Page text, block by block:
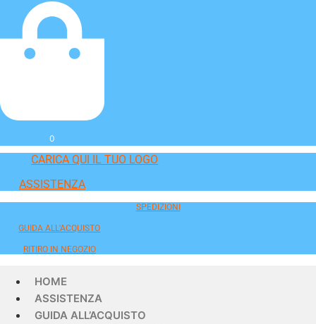
0
CARICA QUI IL TUO LOGO
ASSISTENZA
SPEDIZIONI
GUIDA ALL'ACQUISTO
RITIRO IN NEGOZIO
HOME
ASSISTENZA
GUIDA ALL’ACQUISTO